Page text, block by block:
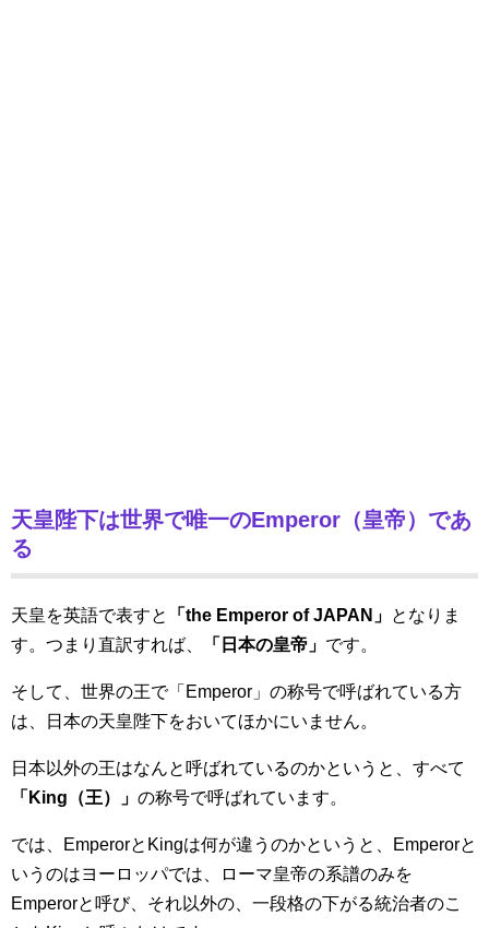
天皇陛下は世界で唯一のEmperor（皇帝）であ
る
天皇を英語で表すと 「the Emperor of JAPAN」 となりま
す。つまり直訳すれば、
「日本の皇帝」 です。
そして、世界の王で「Emperor」の称号で呼ばれている方
は、日本の天皇陛下をおいてほかにいません。
日本以外の王はなんと呼ばれているのかというと、すべて
「King（王）」 の称号で呼ばれています。
では、EmperorとKingは何が違うのかというと、Emperorと
いうのはヨーロッパでは、ローマ皇帝の系譜のみを
Emperorと呼び、それ以外の、一段格の下がる統治者のこ